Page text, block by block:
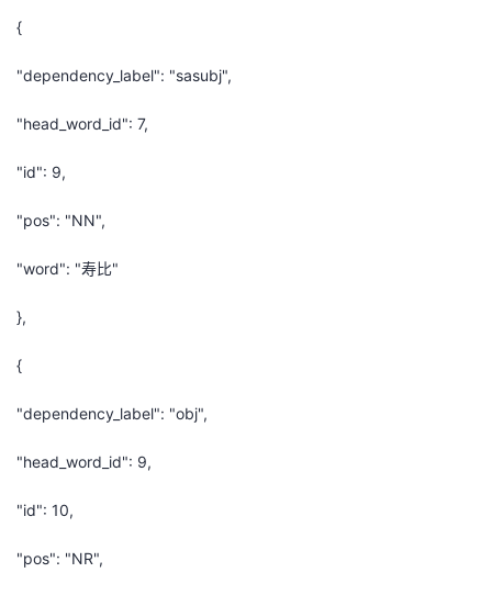
{
"dependency_label": "sasubj",
"head_word_id": 7,
"id": 9,
"pos": "NN",
"word": "寿比"
},
{
"dependency_label": "obj",
"head_word_id": 9,
"id": 10,
"pos": "NR",